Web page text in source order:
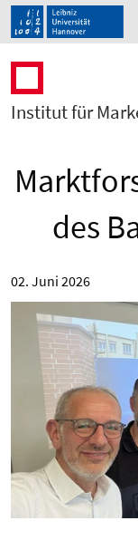
Institut für
des
02. Juni 2026